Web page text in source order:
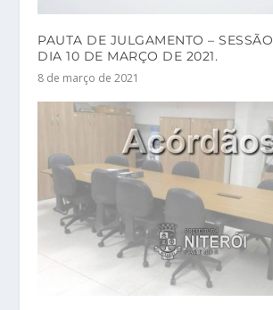
PAUTA DE JULGAMENTO –
DIA 10 DE MARÇO DE 2021.
8 de março de 2021